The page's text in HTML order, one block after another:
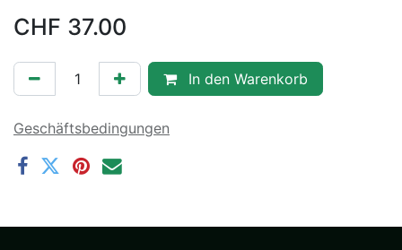
CHF 37.00
In den Warenkorb
Geschäftsbedingungen